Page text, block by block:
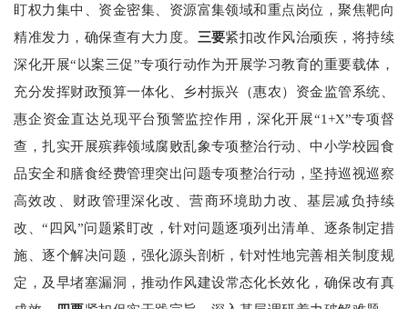
盯权力集中、资金密集、资源富集领域和重点岗位，聚焦靶向
精准发力，确保查有大力度。 三要紧扣改作风治顽疾，将持续
深化开展“ 以案三促”专项行动作为开展学习教育的重要载体，
充分发挥财政预算一体化、乡村振兴（惠农）资金监管系统、
惠企资金直达兑现平台预警监控作用，深化开展“1+X”专项督
查，扎实开展殡葬领域腐败乱象专项整治行动、中小学校园食
品安全和膳食经费管理突出问题专项整治行动，坚持巡视巡察
高效改、财政管理深化改、营商环境助力改、基层减负持续
改、“四风”问题紧盯改，针对问题逐项列出清单、逐条制定措
施、逐个解决问题，强化源头剖析，针对性地完善相关制度规
定 ， 及早堵塞漏洞，推动作风建设常态化长效化 ， 确保改有真